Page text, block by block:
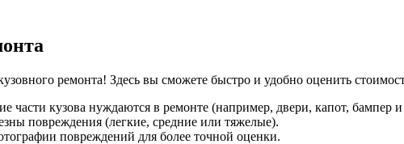
ремонта! Здесь вы сможете быстро и удобно оценить
части кузова нуждаются в ремонте (например, двери, капот, бампер и
повреждения (легкие, средние или тяжелые).
повреждений для более точной оценки.